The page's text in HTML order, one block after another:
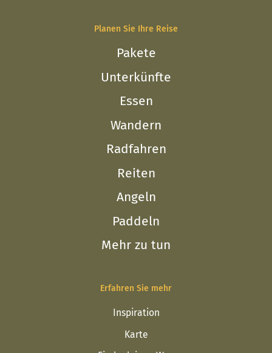
Planen Sie Ihre Reise
Pakete
Unterkünfte
Essen
Wandern
Radfahren
Reiten
Angeln
Paddeln
Mehr zu tun
Erfahren Sie mehr
Inspiration
Karte